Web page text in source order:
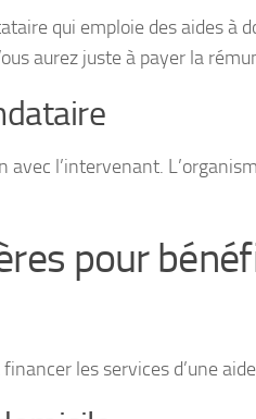
qui emploie des aides à
aurez juste à payer la
l’intervenant.
pour
les services d’une